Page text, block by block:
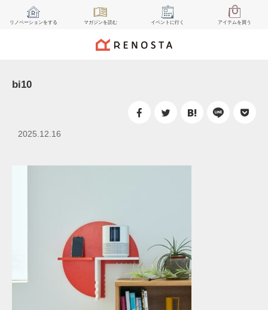
リノベーションをする マガジンを読む イベント に行く アイテムを買う
bi10
2025.12.16